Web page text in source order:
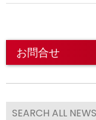
お問合せ